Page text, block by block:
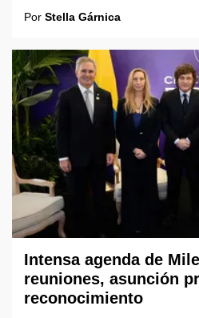
Por Stella Gárnica
Intensa agenda de
reuniones, asunción
reconocimiento